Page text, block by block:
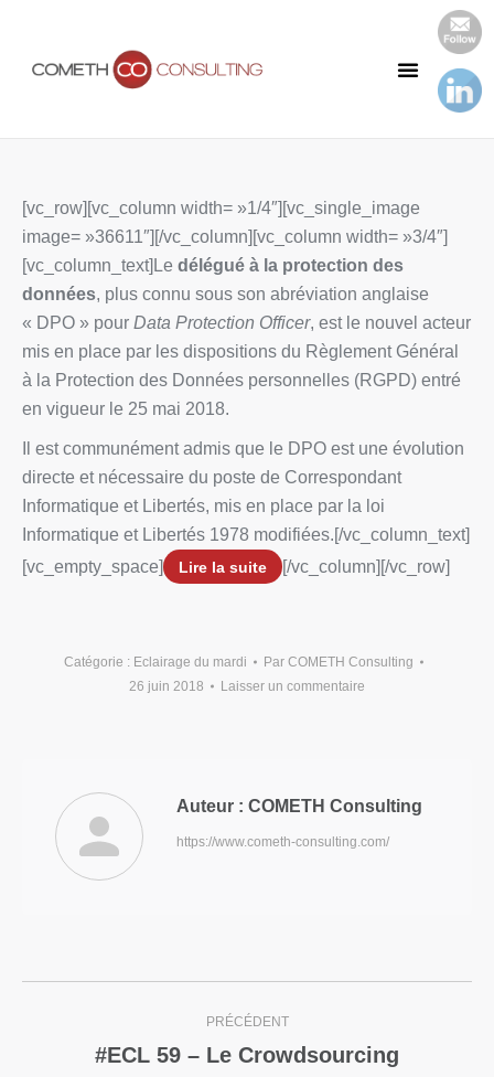
[vc_row][vc_column width= »1/4″][vc_single_image
image= »36611″][/vc_column][vc_column width= »3/4″]
[vc_column_text]Le délégué à la protection des
données, plus connu sous son abréviation anglaise
« DPO » pour Data Protection Officer, est le nouvel acteur
mis en place par les dispositions du Règlement Général
à la Protection des Données personnelles (RGPD) entré
en vigueur le 25 mai 2018.
Il est communément admis que le DPO est une évolution
directe et nécessaire du poste de Correspondant
Informatique et Libertés, mis en place par la loi
Informatique et Libertés 1978 modifiées.[/vc_column_text]
[vc_empty_space]
Lire la suite [/vc_column][/vc_row]
Catégorie : Eclairage du mardi Par COMETH Consulting
26 juin 2018
Laisser un commentaire
Auteur : COMETH Consulting
https://www.cometh-consulting.com/
PRÉCÉDENT
#ECL 59 – Le Crowdsourcing